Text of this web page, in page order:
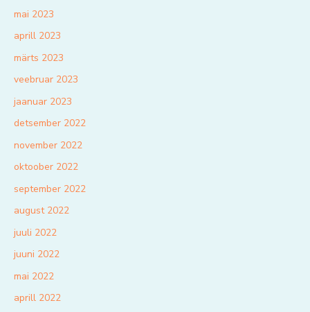
mai 2023
aprill 2023
märts 2023
veebruar 2023
jaanuar 2023
detsember 2022
november 2022
oktoober 2022
september 2022
august 2022
juuli 2022
juuni 2022
mai 2022
aprill 2022